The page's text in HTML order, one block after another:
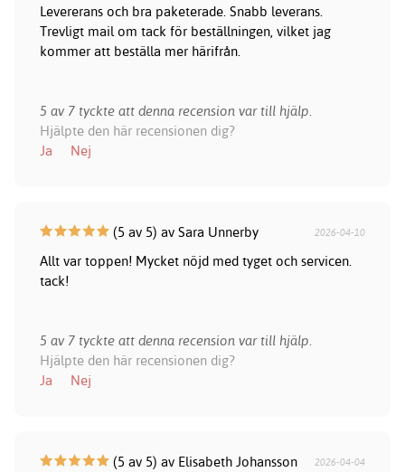
Levererans och bra paketerade. Snabb leverans.
Trevligt mail om tack för beställningen, vilket jag
kommer att beställa mer härifrån.
5 av 7 tyckte att denna recension var till hjälp.
Hjälpte den här recensionen dig?
Ja
Nej
(5 av 5) av Sara Unnerby 2026-04-10
Allt var toppen! Mycket nöjd med tyget och servicen.
tack!
5 av 7 tyckte att denna recension var till hjälp.
Hjälpte den här recensionen dig?
Ja
Nej
(5 av 5) av Elisabeth Johansson 2026-04-04